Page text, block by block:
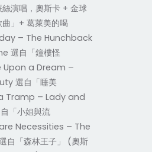
演唱，奧斯卡 + 金球
」+ 葛萊美的喝
– The Hunchback
選自「鐘樓怪
Upon a Dream –
選自「睡美
Tramp – Lady and
「小姐與流
Necessities – The
自「森林王子」 (奧斯